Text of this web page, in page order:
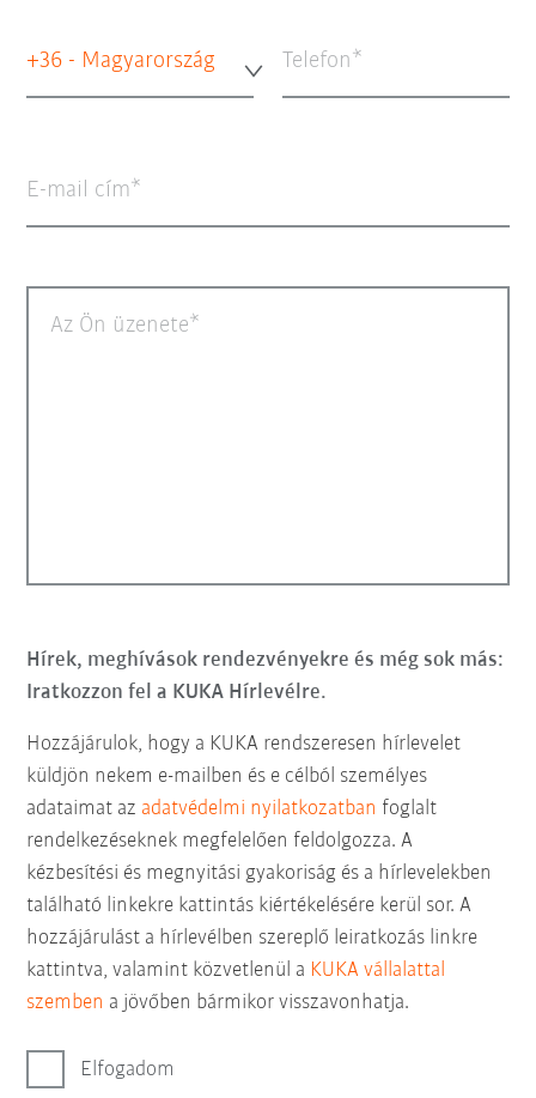
+36 - Magyarország Telefon
E-mail cím
Az Ön üzenete
Hírek, meghívások rendezvényekre és még sok más:
Iratkozzon fel a KUKA Hírlevélre.
Hozzájárulok, hogy a KUKA rendszeresen hírlevelet
küldjön nekem e-mailben és e célból személyes
adataimat az adatvédelmi nyilatkozatban foglalt
rendelkezéseknek megfelelően feldolgozza. A
kézbesítési és megnyitási gyakoriság és a hírlevelekben
található linkekre kattintás kiértékelésére kerül sor. A
hozzájárulást a hírlevélben szereplő leiratkozás linkre
kattintva, valamint közvetlenül a KUKA vállalattal
szemben a jövőben bármikor visszavonhatja.
Elfogadom